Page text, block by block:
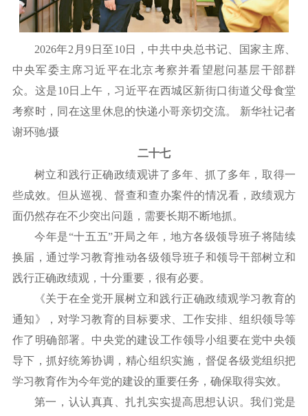
2026年2月9日至10日，中共中央总书记、国家主席、
中央军委主席习近平在北京考察并看望慰问基层干部群
众。这是10日上午，习近平在西城区新街口街道父母食堂
考察时，同在这里休息的快递小哥亲切交流。 新华社记者
谢环驰/摄
二十七
树立和践行正确政绩观讲了多年、抓了多年，取得一
些成效。但从巡视、督查和查办案件的情况看，政绩观方
面仍然存在不少突出问题，需要长期不断地抓。
今年是“十五五”开局之年，地方各级领导班子将陆续
换届，通过学习教育推动各级领导班子和领导干部树立和
践行正确政绩观，十分重要，很有必要。
《关于在全党开展树立和践行正确政绩观学习教育的
通知》，对学习教育的目标要求、工作安排、组织领导等
作了明确部署。中央党的建设工作领导小组要在党中央领
导下，抓好统筹协调，精心组织实施，督促各级党组织把
学习教育作为今年党的建设的重要任务，确保取得实效。
第一，认认真真、扎扎实实提高思想认识。我们党是